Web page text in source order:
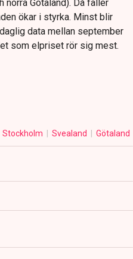
Götaland). Då faller
ökar i styrka. Minst blir
data mellan september
som elpriset rör sig mest.
Stockholm Svealand Götaland